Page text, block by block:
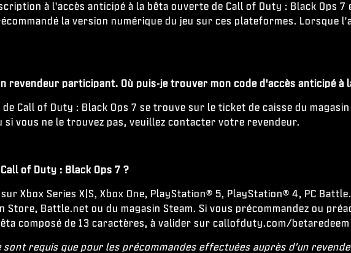
à l'accès anticipé à la bêta ouverte de Call of Duty : Black Ops
la version numérique du jeu sur ces plateformes. Lorsque
revendeur participant. Où puis-je trouver mon code d'accès anticipé à
Call of Duty : Black Ops 7 se trouve sur le ticket de caisse du
si vous ne le trouvez pas, veuillez contacter votre revendeur.
of Duty : Black Ops 7 ?
Xbox Series X|S, Xbox One, PlayStation® 5, PlayStation® 4, PC
Battle.net ou du magasin Steam. Si vous précommandez ou
composé de 13 caractères, à valider sur callofduty.com/betaredeem
requis que pour les précommandes effectuées auprès d'un